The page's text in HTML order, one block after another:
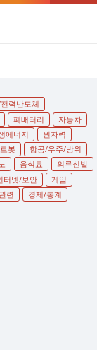
력반도체
폐배터리
자동차
에너지
원자력
로봇
항공/우주/방위
음식료
의류신발
터넷/보안
게임
련
경제/통계